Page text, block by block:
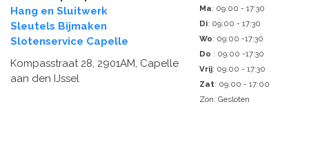
Hang en Sluitwerk
Sleutels Bijmaken
Slotenservice Capelle
Kompasstraat 28, 2901AM, Capelle
aan den IJssel
Ma: 09:00 - 17:30
Di: 09:00 - 17:30
Wo: 09:00 -17:30
Do : 09:00 -17:30
Vrij: 09:00 - 17:30
Zat: 09:00 - 17:00
Zon: Gesloten